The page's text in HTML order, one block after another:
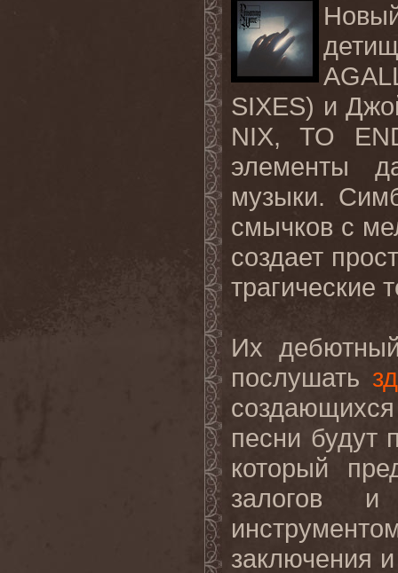
SIXES) и
NIX, TO
элементы
музыки.
смычков с
создает
трагические
Их
послушать
создающихся
песни
который
залогов и
заключения